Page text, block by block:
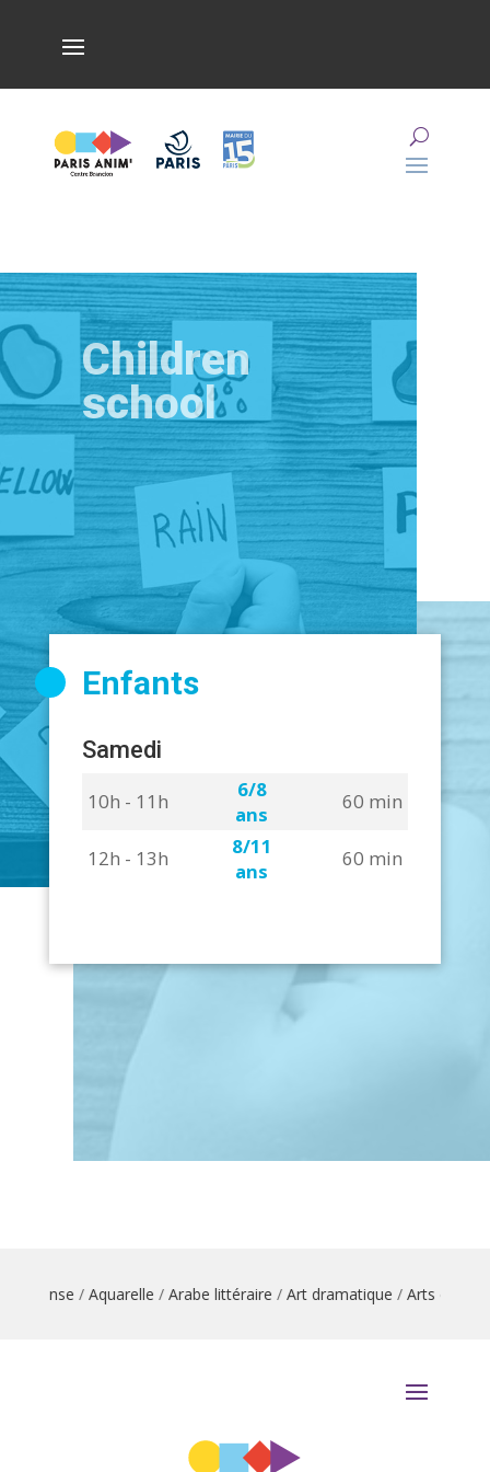
Children
school
Enfants
Samedi
10h - 11h
6/8
ans
60 min
12h - 13h
8/11
ans
60 min
danse/ Aquarelle/ Arabe littéraire/ Art dramatique/ Arts du